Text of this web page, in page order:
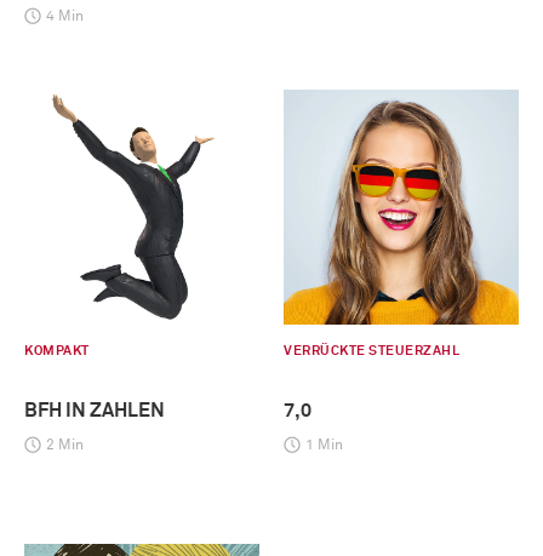
4 Min
KOMPAKT
BFH IN ZAHLEN
2 Min
VERRÜCKTE STEUERZAHL
7,0
1 Min